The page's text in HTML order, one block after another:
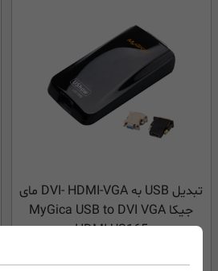
تبدیل USB به DVI- HDMI-VGA مای
جیکا MyGica USB to DVI VGA
HDMI US165
3,800,000 تومان